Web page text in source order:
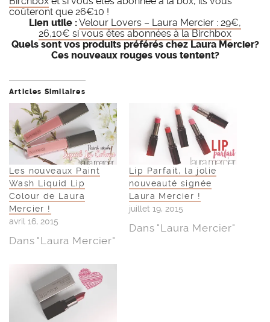
coûteront que 26€10 !
Lien utile :Velour Lovers – Laura Mercier : 29€,
26,10€ si vous êtes abonnées à la Birchbox
Quels sont vos produits préférés chez Laura Mercier?
Ces nouveaux rouges vous tentent?
Articles Similaires
Les nouveaux Paint
Wash Liquid Lip
Colour de Laura
Mercier !
avril 16, 2015
Dans "Laura Mercier"
Lip Parfait, la jolie
nouveauté signée
Laura Mercier !
juillet 19, 2015
Dans "Laura Mercier"